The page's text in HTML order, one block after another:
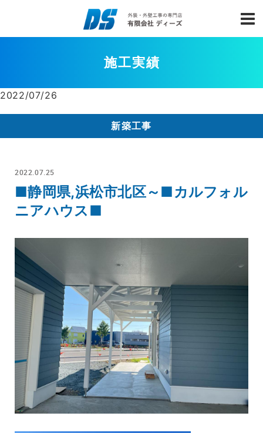
施工実績
2022/07/26
新築工事
2022.07.25
■静岡県,浜松市北区～■カルフォル
ニアハウス■